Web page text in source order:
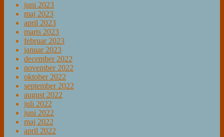
juni 2023
maj 2023
april 2023
marts 2023
februar 2023
januar 2023
december 2022
november 2022
oktober 2022
september 2022
august 2022
juli 2022
juni 2022
maj 2022
april 2022